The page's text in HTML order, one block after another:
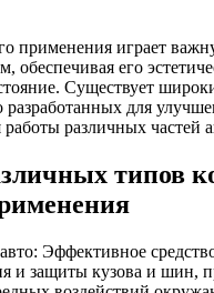
применения играет
обеспечивая его
Cуществует
разработанных для
различных частей
типов
Эффективное
и защиты кузова и шин,